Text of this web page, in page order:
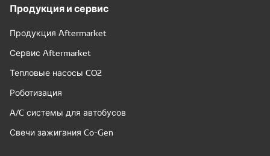
Продукция и сервис
Продукция Aftermarket
Сервис Aftermarket
Тепловые насосы CO2
Роботизация
A/C системы для автобусов
Свечи зажигания Co-Gen